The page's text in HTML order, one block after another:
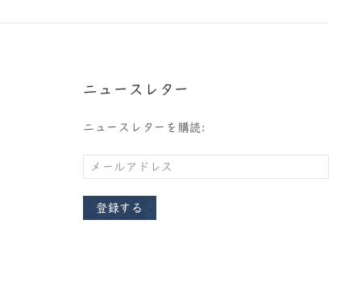
ニュースレター
ニュースレターを購読:
登録する